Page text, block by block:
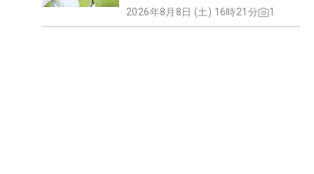
2026年8月8日 (土) 16時21分 1